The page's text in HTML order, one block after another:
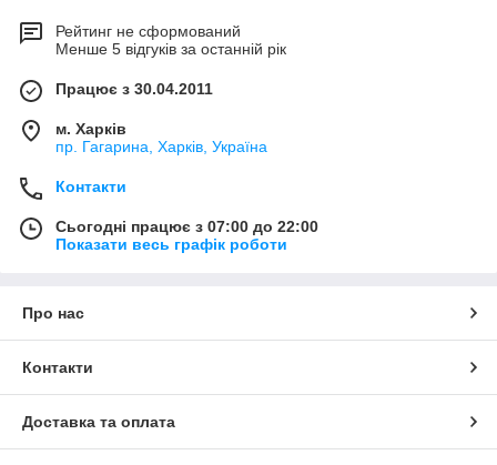
Рейтинг не сформований
Менше 5 відгуків за останній рік
Працює з 30.04.2011
м. Харків
пр. Гагарина, Харків, Україна
Контакти
Сьогодні працює з 07:00 до 22:00
Показати весь графік роботи
Про нас
Контакти
Доставка та оплата